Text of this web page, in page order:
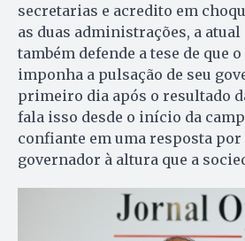
secretarias e acredito em
as duas administrações, a atual
também defende a tese de que
imponha a pulsação de seu
primeiro dia após o resultado
fala isso desde o início da
confiante em uma resposta por
governador à altura que a